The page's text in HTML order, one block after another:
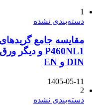
1
دسته‌بندی نشده
DIN و EN
1405-05-11
2
دسته‌بندی نشده